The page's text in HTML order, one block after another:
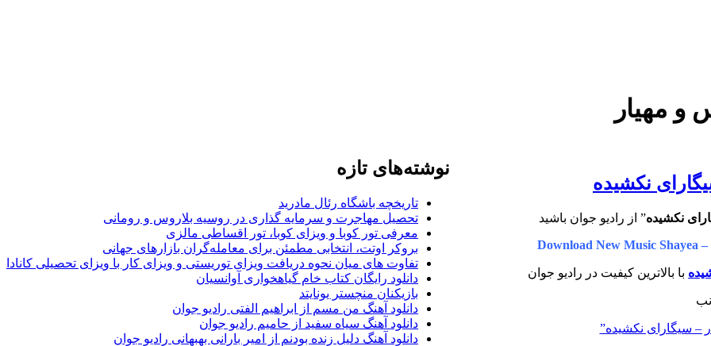
و مهیار
نکشیده
نکشیده” از رادیو جوان باشید
Download New Music Shayea –
با بالاترین کیفیت در رادیو جوان
– سیگارای نکشیده”
نوشته‌های تازه
تاریخچه باشگاه رئال مادرید
تحصیل مهاجرت و سرمایه گذاری در روسیه بلاروس و رومانی
معرفی تور کوبا و ویزای کوبا، تور اقساطی مالزی
بروکر اوتت، انتخابی مطمئن برای معامله‌گران بازارهای جهانی
تفاوت های میان نحوه دریافت ویزای توریستی و ویزای کار با ویزای تحصیلی کانادا
دانلود رایگان کتاب خام گیاهخواری آوانسیان
بازیکنان منچستر یونایتد
دانلود آهنگ من مسم از ابراهیم الفتی رادیو جوان
دانلود آهنگ سیاه سفید از حامیم رادیو جوان
دانلود آهنگ دلیل زنده بودنم از امیر بارانی بهبهانی رادیو جوان